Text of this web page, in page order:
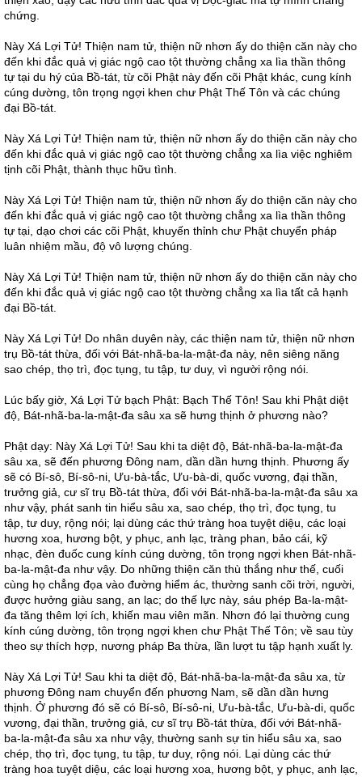
chứng.
Này Xá Lợi Tử! Thiện nam tử, thiện nữ nhơn ấy do thiện căn này cho
đến khi đắc quả vị giác ngộ cao tột thường chẳng xa lìa thần thông
tự tại du hý của Bồ-tát, từ cõi Phật này đến cõi Phật khác, cung kính
cúng dường, tôn trọng ngợi khen chư Phật Thế Tôn và các chúng
đại Bồ-tát.
Này Xá Lợi Tử! Thiện nam tử, thiện nữ nhơn ấy do thiện căn này cho
đến khi đắc quả vị giác ngộ cao tột thường chẳng xa lìa việc nghiêm
tịnh cõi Phật, thành thục hữu tình.
Này Xá Lợi Tử! Thiện nam tử, thiện nữ nhơn ấy do thiện căn này cho
đến khi đắc quả vị giác ngộ cao tột thường chẳng xa lìa thần thông
tự tại, dạo chơi các cõi Phật, khuyến thỉnh chư Phật chuyển pháp
luân nhiệm mầu, độ vô lượng chúng.
Này Xá Lợi Tử! Thiện nam tử, thiện nữ nhơn ấy do thiện căn này cho
đến khi đắc quả vị giác ngộ cao tột thường chẳng xa lìa tất cả hạnh
đại Bồ-tát.
Này Xá Lợi Tử! Do nhân duyên này, các thiện nam tử, thiện nữ nhơn
trụ Bồ-tát thừa, đối với Bát-nhã-ba-la-mật-đa này, nên siêng năng
sao chép, thọ trì, đọc tụng, tu tập, tư duy, vì người rộng nói.
Lúc bấy giờ, Xá Lợi Tử bạch Phật: Bạch Thế Tôn! Sau khi Phật diệt
độ, Bát-nhã-ba-la-mật-đa sâu xa sẽ hưng thịnh ở phương nào?
Phật dạy: Này Xá Lợi Tử! Sau khi ta diệt độ, Bát-nhã-ba-la-mật-đa
sâu xa, sẽ đến phương Đông nam, dần dần hưng thịnh. Phương ấy
sẽ có Bí-sô, Bí-sô-ni, Ưu-bà-tắc, Ưu-bà-di, quốc vương, đại thần,
trưởng giả, cư sĩ trụ Bồ-tát thừa, đối với Bát-nhã-ba-la-mật-đa sâu xa
như vậy, phát sanh tin hiểu sâu xa, sao chép, thọ trì, đọc tụng, tu
tập, tư duy, rộng nói; lại dùng các thứ tràng hoa tuyệt diệu, các loại
hương xoa, hương bột, y phục, anh lạc, tràng phan, bảo cái, kỹ
nhạc, đèn đuốc cung kính cúng dường, tôn trọng ngợi khen Bát-nhã-
ba-la-mật-đa như vậy. Do những thiện căn thù thắng như thế, cuối
cùng họ chẳng đọa vào đường hiểm ác, thường sanh cõi trời, người,
được hưởng giàu sang, an lạc; do thế lực này, sáu phép Ba-la-mật-
đa tăng thêm lợi ích, khiến mau viên mãn. Nhơn đó lại thường cung
kính cúng dường, tôn trọng ngợi khen chư Phật Thế Tôn; về sau tùy
theo sự thích hợp, nương pháp Ba thừa, lần lượt tu tập hạnh xuất ly.
Này Xá Lợi Tử! Sau khi ta diệt độ, Bát-nhã-ba-la-mật-đa sâu xa, từ
phương Đông nam chuyển đến phương Nam, sẽ dần dần hưng
thịnh. Ở phương đó sẽ có Bí-sô, Bí-sô-ni, Ưu-bà-tắc, Ưu-bà-di, quốc
vương, đại thần, trưởng giả, cư sĩ trụ Bồ-tát thừa, đối với Bát-nhã-
ba-la-mật-đa sâu xa như vậy, thường sanh sự tin hiểu sâu xa, sao
chép, thọ trì, đọc tụng, tu tập, tư duy, rộng nói. Lại dùng các thứ
tràng hoa tuyệt diệu, các loại hương xoa, hương bột, y phục, anh lạc,